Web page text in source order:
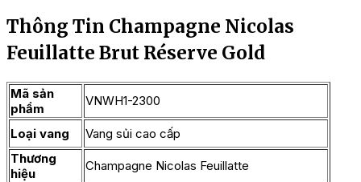
Thông Tin Champagne Nicolas
Feuillatte Brut Réserve Gold
Mã sản
phẩm
VNWH1-2300
Loại vang
Vang sủi cao cấp
Thương
hiệu
Champagne Nicolas Feuillatte